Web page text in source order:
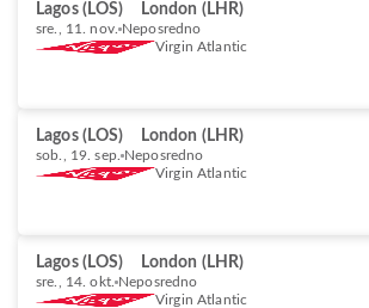
Lagos (LOS) London (LHR)
sre., 11. nov. Neposredno
Virgin Atlantic
Lagos (LOS) London (LHR)
sob., 19. sep. Neposredno
Virgin Atlantic
Lagos (LOS) London (LHR)
sre., 14. okt. Neposredno
Virgin Atlantic